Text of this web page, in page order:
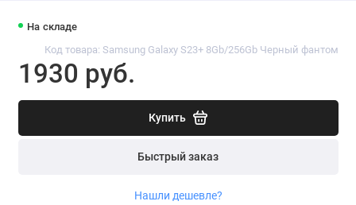
На складе
Код товара: Samsung Galaxy S23+ 8Gb/256Gb Черный фантом
1930 руб.
Купить
Быстрый заказ
Нашли дешевле?